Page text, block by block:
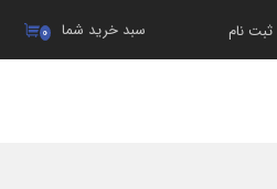
۰ سبد خرید شما ثبت نام